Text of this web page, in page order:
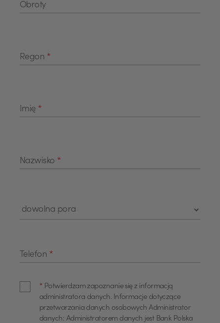
Obroty
Regon *
Imię *
Nazwisko *
Telefon *
* Potwierdzam zapoznanie się z informacją
administratora danych. Informacje dotyczące
przetwarzania danych osobowych Administrator
danych: Administratorem danych jest Bank Polska